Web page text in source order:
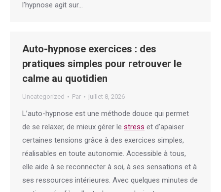
l’hypnose agit sur…
Auto-hypnose exercices : des
pratiques simples pour retrouver le
calme au quotidien
Uncategorized Par juillet 8, 2026
L’auto-hypnose est une méthode douce qui permet
de se relaxer, de mieux gérer le stress et d’apaiser
certaines tensions grâce à des exercices simples,
réalisables en toute autonomie. Accessible à tous,
elle aide à se reconnecter à soi, à ses sensations et à
ses ressources intérieures. Avec quelques minutes de